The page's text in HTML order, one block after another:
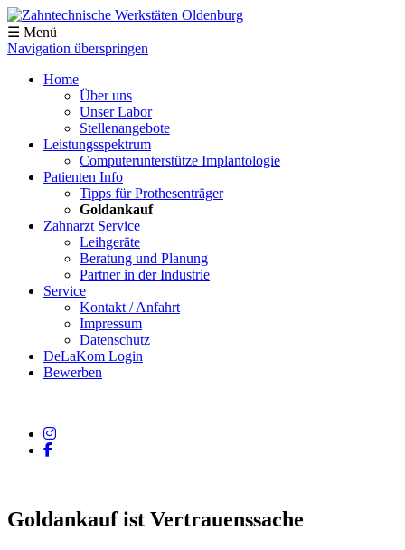
☰ Menü
Navigation überspringen
Home
Über uns
Unser Labor
Stellenangebote
Leistungsspektrum
Computerunterstütze Implantologie
Patienten Info
Tipps für Prothesenträger
Goldankauf
Zahnarzt Service
Leihgeräte
Beratung und Planung
Partner in der Industrie
Service
Kontakt / Anfahrt
Impressum
Datenschutz
DeLaKom Login
Bewerben
Goldankauf ist Vertrauenssache